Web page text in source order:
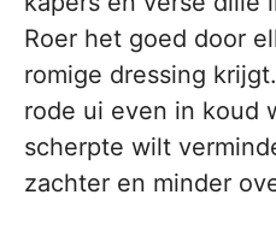
Roer het goed door
romige dressing
rode ui even in koud
scherpte wilt
zachter en minder